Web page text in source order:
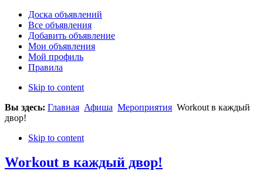
Доска объявлений
Все объявления
Добавить объявление
Мои объявления
Мой профиль
Правила
Skip to content
Вы здесь: Главная Афиша Мероприятия Workout в каждый
двор!
Skip to content
Workout в каждый двор!